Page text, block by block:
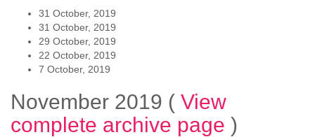
31 October, 2019
31 October, 2019
29 October, 2019
22 October, 2019
7 October, 2019
November 2019 ( View
complete archive page )